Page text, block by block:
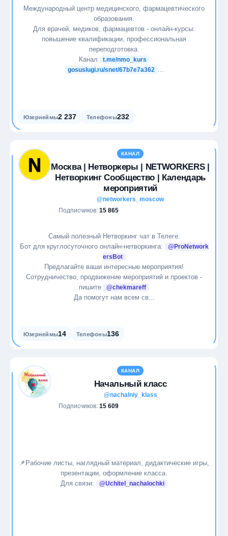
Международный центр медицинского, фармацевтического
образования.
Для врачей, медиков, фармацевтов - онлайн-курсы:
повышение квалификации, профессиональная
переподготовка.
Канал
t.me/nmo_kurs
gosuslugi.ru/snet/67b7e7a362
Юзернеймы2 237 Телефоны232
КАНАЛ
Москва | Нетворкеры | NETWORKERS |
Нетворкинг Сообщество | Календарь
мероприятий
@networkers_moscow
Подписчиков: 15 865
Самый полезный Нетворкинг чат в Телеге.
Бот для круглосуточного онлайн-нетворкинга:
@ProNetwork
ersBot
Предлагайте ваши интересные мероприятия!
Сотрудничество, продвижение мероприятий и проектов -
пишите
@chekmareff
Да помогут нам всем св...
Юзернеймы14 Телефоны136
КАНАЛ
Начальный класс
@nachalniy_klass
Подписчиков: 15 609
📌Рабочие листы, наглядный материал, дидактические игры,
презентации, оформление класса.
Для связи:
@Uchitel_nachalochki